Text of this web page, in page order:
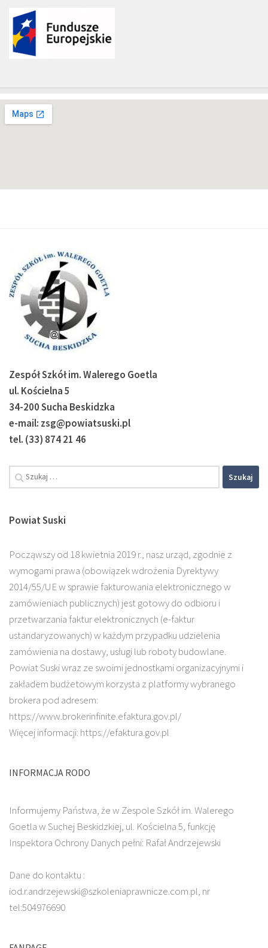
Zespół Szkół im. Walerego Goetla
ul. Kościelna 5
34-200 Sucha Beskidzka
e-mail: zsg@powiatsuski.pl
tel. (33) 874 21 46
Powiat Suski
Począwszy od 18 kwietnia 2019 r., nasz urząd, zgodnie z
wymogami prawa (obowiązek wdrożenia Dyrektywy
2014/55/UE w sprawie fakturowania elektronicznego w
zamówieniach publicznych) jest gotowy do odbioru i
przetwarzania faktur elektronicznych (e-faktur
ustandaryzowanych) w każdym przypadku udzielenia
zamówienia na dostawy, usługi lub roboty budowlane.
Powiat Suski wraz ze swoimi jednostkami organizacyjnymi i
zakładem budżetowym korzysta z platformy wybranego
brokera pod adresem:
https://www.brokerinfinite.efaktura.gov.pl/
Więcej informacji: https://efaktura.gov.pl
INFORMACJA RODO
Informujemy Państwa, że w Zespole Szkół im. Walerego
Goetla w Suchej Beskidzkiej, ul. Kościelna 5, funkcję
Inspektora Ochrony Danych pełni: Rafał Andrzejewski
Dane do kontaktu :
iod.r.andrzejewski@szkoleniaprawnicze.com.pl, nr
tel:504976690